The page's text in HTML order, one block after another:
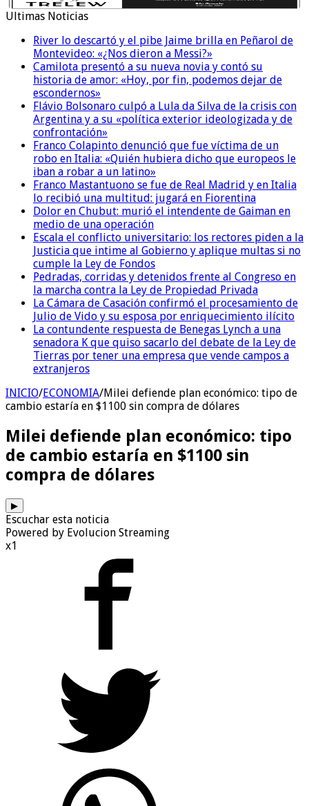
Ultimas Noticias
River lo descartó y el pibe Jaime brilla en Peñarol de
Montevideo: «¿Nos dieron a Messi?»
Camilota presentó a su nueva novia y contó su
historia de amor: «Hoy, por fin, podemos dejar de
escondernos»
Flávio Bolsonaro culpó a Lula da Silva de la crisis con
Argentina y a su «política exterior ideologizada y de
confrontación»
Franco Colapinto denunció que fue víctima de un
robo en Italia: «Quién hubiera dicho que europeos le
iban a robar a un latino»
Franco Mastantuono se fue de Real Madrid y en Italia
lo recibió una multitud: jugará en Fiorentina
Dolor en Chubut: murió el intendente de Gaiman en
medio de una operación
Escala el conflicto universitario: los rectores piden a la
Justicia que intime al Gobierno y aplique multas si no
cumple la Ley de Fondos
Pedradas, corridas y detenidos frente al Congreso en
la marcha contra la Ley de Propiedad Privada
La Cámara de Casación confirmó el procesamiento de
Julio de Vido y su esposa por enriquecimiento ilícito
La contundente respuesta de Benegas Lynch a una
senadora K que quiso sacarlo del debate de la Ley de
Tierras por tener una empresa que vende campos a
extranjeros
INICIO/ECONOMIA/Milei defiende plan económico: tipo de
cambio estaría en $1100 sin compra de dólares
Milei defiende plan económico: tipo
de cambio estaría en $1100 sin
compra de dólares
▶
Escuchar esta noticia
Powered by Evolucion Streaming
x1